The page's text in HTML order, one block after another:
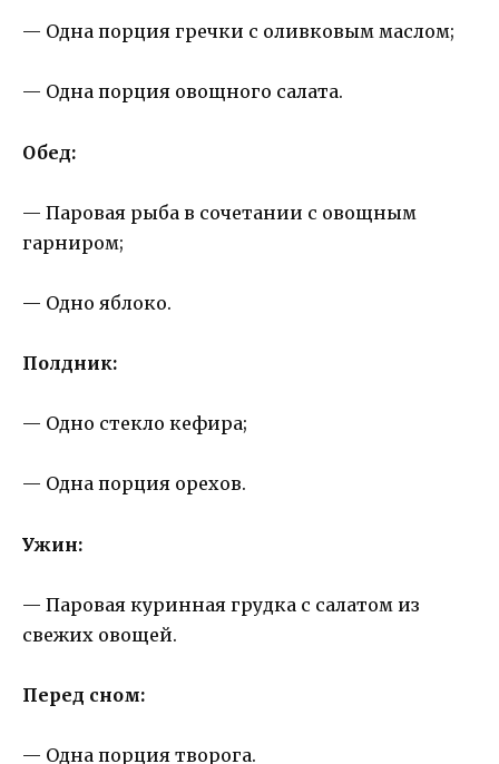
— Одна порция гречки с оливковым маслом;
— Одна порция овощного салата.
Обед:
— Паровая рыба в сочетании с овощным
гарниром;
— Одно яблоко.
Полдник:
— Одно стекло кефира;
— Одна порция орехов.
Ужин:
— Паровая куринная грудка с салатом из
свежих овощей.
Перед сном:
— Одна порция творога.